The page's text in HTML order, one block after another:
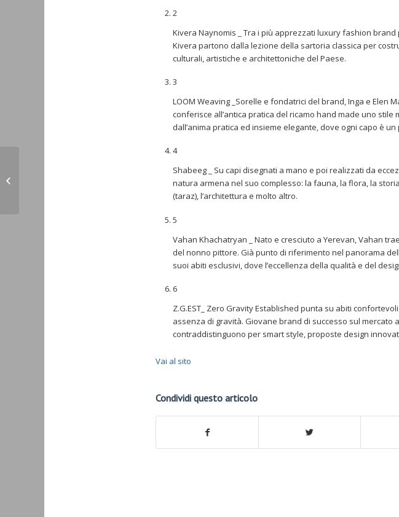
2
Kivera Naynomis _ Tra i più apprezzati luxury fashion
Kivera partono dalla lezione della sartoria classica per
culturali, artistiche e architettoniche del Paese.
3
LOOM Weaving _Sorelle e fondatrici del brand, Inga e Elen
conferisce all’antica pratica del ricamo hand made uno
dall’anima pratica ed insieme elegante, dove ogni capo è un
4
Shabeeg _ Su capi disegnati a mano e poi realizzati da
natura armena nel suo complesso: la fauna, la flora, la
(taraz), l’architettura e molto altro.
5
Vahan Khachatryan _ Nato e cresciuto a Yerevan, Vahan
del nonno pittore. Già punto di riferimento nel panorama
suoi abiti esclusivi, dove l’eccellenza della qualità e del
6
Z.G.EST_ Zero Gravity Established punta su abiti
assenza di gravità. Giovane brand di successo sul mercato
contraddistinguono per smart style, proposte design
Vai al sito
Condividi questo articolo